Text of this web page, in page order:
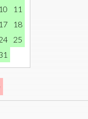
10
11
17
18
25